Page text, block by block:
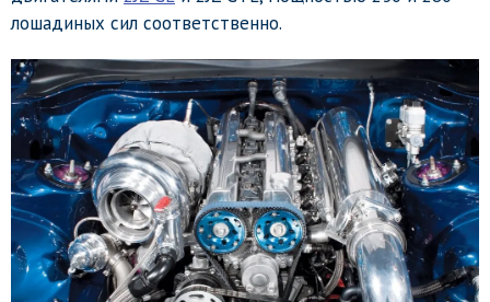
лошадиных сил соответственно.